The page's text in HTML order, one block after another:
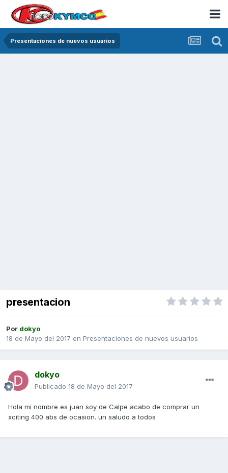
Presentaciones de nuevos usuarios
presentacion
Por dokyo
18 de Mayo del 2017 en Presentaciones de nuevos usuarios
dokyo
Publicado 18 de Mayo del 2017
Hola mi nombre es juan soy de Calpe acabo de comprar un
xciting 400 abs de ocasion. un saludo a todos